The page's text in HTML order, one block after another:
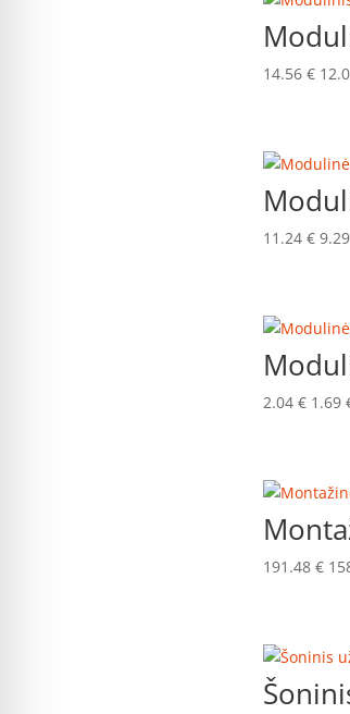
14.56 €
11.24 € 9.29
2.04 € 1.69
191.48 €